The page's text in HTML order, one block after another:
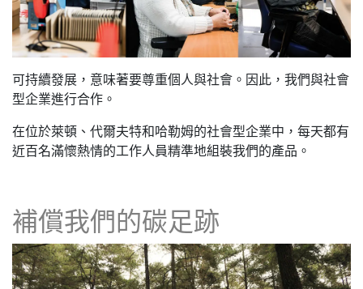
可持續發展，意味著要尊重個人與社會。因此，我們與社會
型企業進行合作。
在位於萊頓、代爾夫特和哈勒姆的社會型企業中，每天都有
近百名滿懷熱情的工作人員精準地組裝我們的產品。
補償我們的碳足跡